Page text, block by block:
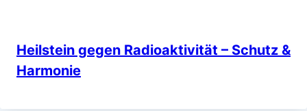
Heilstein gegen Radioaktivität – Schutz &
Harmonie